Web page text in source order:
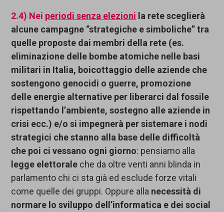
2.4) Nei periodisenza elezioni la retesceglierà
alcune campagne “strategiche e simboliche”tra
quelle proposte dai membri della rete (es.
eliminazione delle bombe atomiche nelle basi
militari in Italia, boicottaggio delle aziende che
sostengono genocidi o guerre, promozione
delle energie alternative per liberarci dal fossile
rispettando l’ambiente,sostegno alle aziende in
crisi ecc.) e/o si impegnerà per sistemare i nodi
strategici che stanno alla base delle difficoltà
che poi ci vessano ogni giorno: pensiamo alla
legge elettorale che da oltre venti anni blinda in
parlamento chi ci sta già ed esclude forze vitali
come quelle dei gruppi. Oppure alla necessità di
normare lo sviluppo dell’informatica e dei social